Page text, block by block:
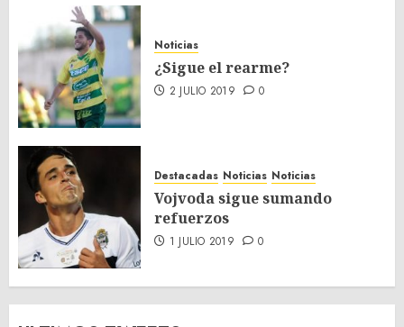
Noticias
¿Sigue el rearme?
2 JULIO 2019 0
Destacadas Noticias Noticias
Vojvoda sigue sumando
refuerzos
1 JULIO 2019 0